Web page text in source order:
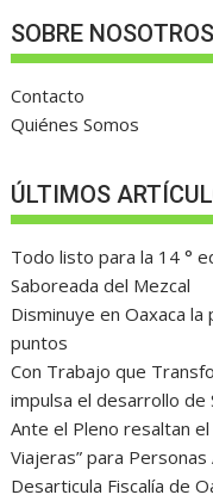
SOBRE NOSOTROS
Contacto
Quiénes Somos
ÚLTIMOS
Todo listo para la 14 °
Saboreada del Mezcal
Disminuye en Oaxaca
puntos
Con Trabajo que
impulsa el desarrollo de
Ante el Pleno resaltan
Viajeras” para
Desarticula Fiscalía de